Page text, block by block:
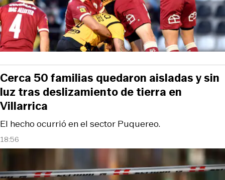
18:56
El hecho ocurrió en el sector Puquereo.
Cerca 50 familias quedaron aisladas y sin
luz tras deslizamiento de tierra en
Villarrica